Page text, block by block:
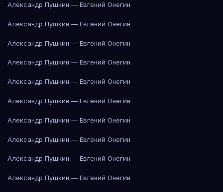
Александр Пушкин — Евгений Онегин
Александр Пушкин — Евгений Онегин
Александр Пушкин — Евгений Онегин
Александр Пушкин — Евгений Онегин
Александр Пушкин — Евгений Онегин
Александр Пушкин — Евгений Онегин
Александр Пушкин — Евгений Онегин
Александр Пушкин — Евгений Онегин
Александр Пушкин — Евгений Онегин
Александр Пушкин — Евгений Онегин